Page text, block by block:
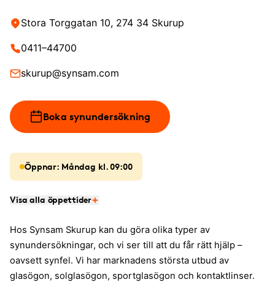
Stora Torggatan 10, 274 34 Skurup
0411–44700
skurup@synsam.com
Boka synundersökning
Öppnar: Måndag kl. 09:00
Visa alla öppettider
Hos Synsam Skurup kan du göra olika typer av
synundersökningar, och vi ser till att du får rätt hjälp –
oavsett synfel. Vi har marknadens största utbud av
glasögon, solglasögon, sportglasögon och kontaktlinser.